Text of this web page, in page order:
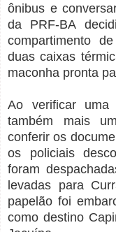
ônibus e
da PRF-BA
compartimento
duas caixas
maconha pronta
Ao verificar uma
também mais
conferir os
os policiais
foram
levadas para
papelão foi
como destino